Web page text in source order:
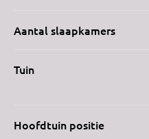
Aantal slaapkamers
Tuin
Hoofdtuin positie